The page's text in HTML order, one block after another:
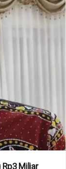
Miliar